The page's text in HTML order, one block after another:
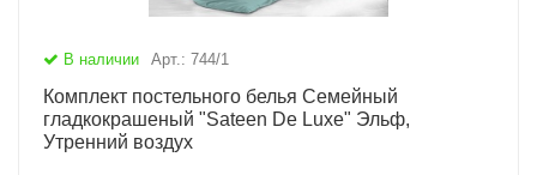
В наличии Арт.: 744/1
Комплект постельного белья Семейный
гладкокрашеный "Sateen De Luxe" Эльф,
Утренний воздух